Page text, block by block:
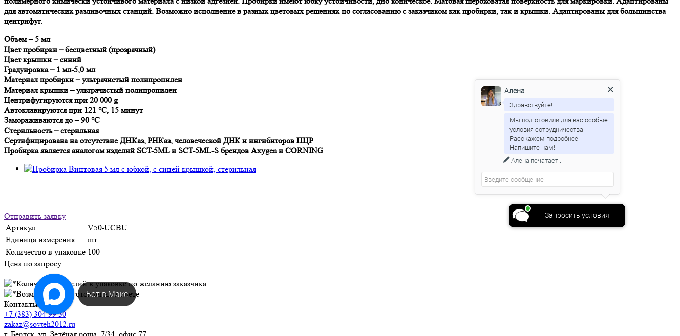
для автоматических разливочных станций. Возможно исполнение в разных цветовых решениях по согласованию с заказчиком как пробирки, так и крышки. Адаптированы для большинства
центрифуг.
Объем – 5 мл
Цвет пробирки – бесцветный (прозрачный)
Цвет крышки – синий
Градуировка – 1 мл-5,0 мл
Материал пробирки – ультрачистый полипропилен
Материал крышки – ультрачистый полипропилен
Центрифугируются при 20 000 g
Автоклавируются при 121 °C, 15 минут
Замораживаются до – 90 °C
Стерильность – стерильная
Сертифицирована на отсутствие ДНКаз, РНКаз, человеческой ДНК и ингибиторов ПЦР
Пробирка является аналогом изделий SCT-5ML и SCT-5ML-S брендов Axygen и CORNING
Отправить заявку
Артикул
V50-UCBU
Единица измерения
шт
Количество в упаковке 100
Цена по запросу
Контакты
+7 (383) 304 99 30
zakaz@sovteh2012.ru
г. Бердск, ул. Зелёная роща, 7/34, офис 77
Бот в Макс
Запросить условия
Алена
Здравствуйте!
Мы подготовили для вас особые
условия сотрудничества.
Расскажем подробнее.
Алена печатает...